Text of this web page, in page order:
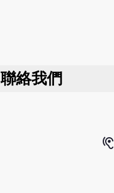
聯絡我們
hearing